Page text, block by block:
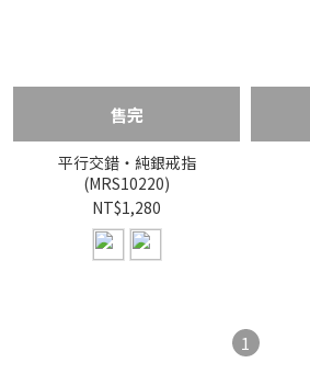
售完
平行交錯・純銀戒指
(MRS10220)
NT$1,280
1